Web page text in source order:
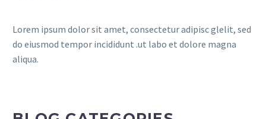
Lorem ipsum dolor sit amet, consectetur adipisc glelit, sed
do eiusmod tempor incididunt .ut labo et dolore magna
aliqua.